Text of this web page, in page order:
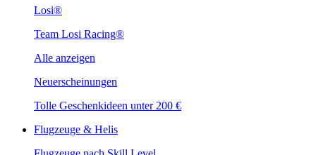
Losi®
Team Losi Racing®
Alle anzeigen
Neuerscheinungen
Tolle Geschenkideen unter 200 €
Flugzeuge & Helis